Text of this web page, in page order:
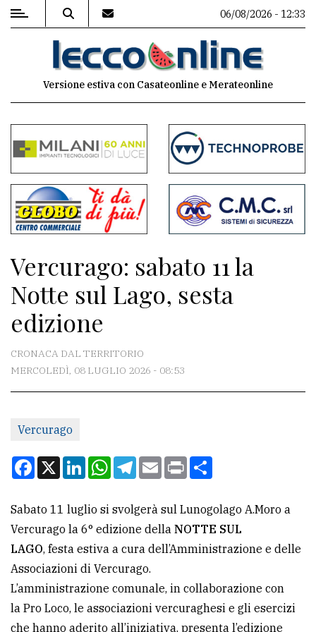
MENU
commenti
Contenuti
del
sito
Meteo
CONTATTI
La
redazione
Per
tua
CERCA
Cerca
per
comune
06/08/2026 - 12:33
Versione estiva con Casateonline e Merateonline
Vercurago: sabato 11 la
Notte sul Lago, sesta
edizione
CRONACA DAL TERRITORIO
MERCOLEDÌ, 08 LUGLIO 2026 - 08:53
Vercurago
Facebook
X LinkedInWhatsApp
Telegram
EmailPrint
Sabato 11 luglio si svolgerà sul Lunogolago A.Moro a
Vercurago la 6° edizione della NOTTE SUL
LAGO, festa estiva a cura dell’Amministrazione e delle
Associazioni di Vercurago.
L’amministrazione comunale, in collaborazione con
la Pro Loco, le associazioni vercuraghesi e gli esercizi
che hanno aderito all’iniziativa, presenta l’edizione